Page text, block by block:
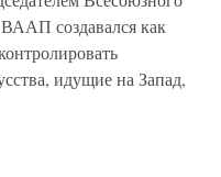
создавался как
идущие на Запад,